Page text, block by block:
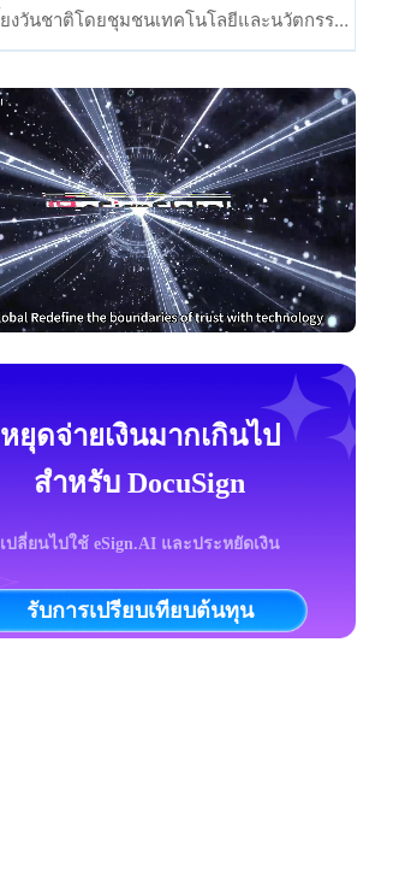
งานเลี้ยงวันชาติโดยชุมชนเทคโนโลยีและนวัตกรรมฮ่องกง
หยุดจ่ายเงินมากเกินไป
สำหรับ DocuSign
เปลี่ยนไปใช้ eSign.AI และประหยัดเงิน
รับการเปรียบเทียบต้นทุน